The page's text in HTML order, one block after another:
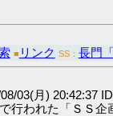
■ リンク SS： 長門
03(月) 20:42:37
行われた「ＳＳ